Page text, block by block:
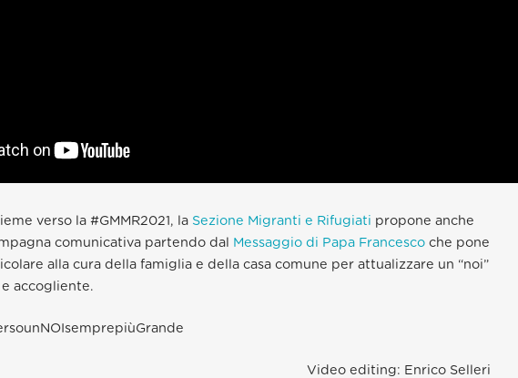
verso la #GMMR2021, la Sezione Migranti e Rifugiati propone anche
comunicativa partendo dal Messaggio di Papa Francesco che pone
alla cura della famiglia e della casa comune per attualizzare un “noi”
accogliente.
Video editing: Enrico Selleri